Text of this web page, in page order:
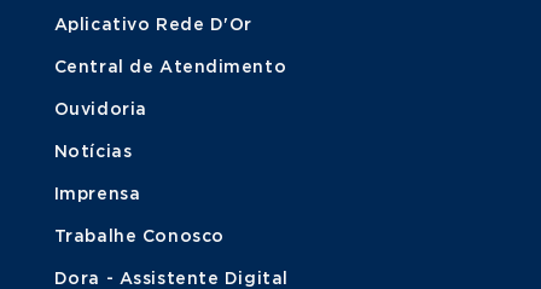
Aplicativo Rede D'Or
Central de Atendimento
Ouvidoria
Notícias
Imprensa
Trabalhe Conosco
Dora - Assistente Digital